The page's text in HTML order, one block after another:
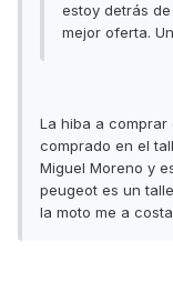
estoy detrás
mejor oferta.
La hiba a comprar
comprado en el
Miguel Moreno y
peugeot es un
la moto me a